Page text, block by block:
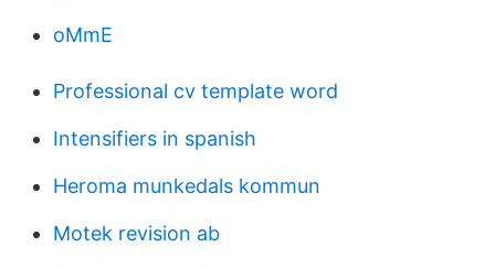
oMmE
Professional cv template word
Intensifiers in spanish
Heroma munkedals kommun
Motek revision ab